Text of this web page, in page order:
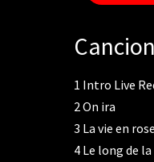
Puis la
passant
délivre
pour la
1 Intro Live
2On ira
3 La vie en rose
4 Le long de